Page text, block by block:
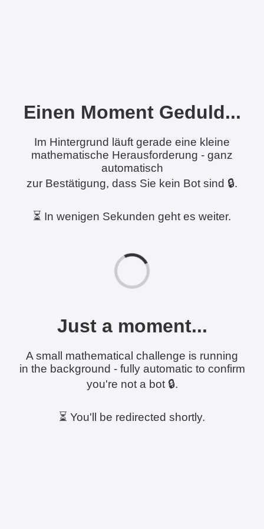
Einen Moment Geduld...
Im Hintergrund läuft gerade eine kleine
mathematische Herausforderung - ganz
automatisch
zur Bestätigung, dass Sie kein Bot sind 🔒.
⏳ In wenigen Sekunden geht es weiter.
Just a moment...
A small mathematical challenge is running
in the background - fully automatic to confirm
you're not a bot 🔒.
⏳ You'll be redirected shortly.